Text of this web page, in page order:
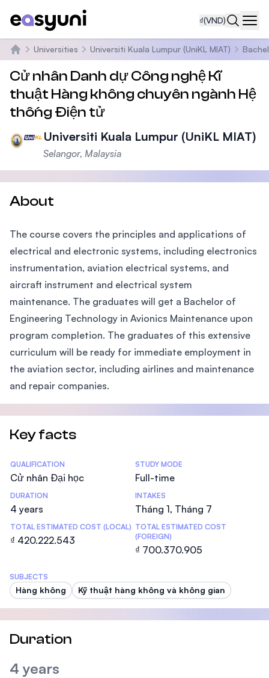
₫(VND)
Trang chủ
Universities Universiti Kuala Lumpur (UniKL MIAT)
Cử nhân Danh dự Công nghệ Kĩ
thuật Hàng không chuyên ngành Hệ
thống Điện tử
Universiti Kuala Lumpur (UniKL MIAT)
Selangor, Malaysia
About
The course covers the principles and applications of
electrical and electronic systems, including electronics
instrumentation, aviation electrical systems, and
aircraft instrument and electrical system
maintenance. The graduates will get a Bachelor of
Engineering Technology in Avionics Maintenance upon
program completion. The graduates of this extensive
curriculum will be ready for immediate employment in
the aviation sector, including airlines and maintenance
and repair companies.
Key facts
Statistics
QUALIFICATION
Cử nhân Đại học
STUDY MODE
Full-time
DURATION
4 years
INTAKES
Tháng 1, Tháng 7
TOTAL ESTIMATED COST (LOCAL)
₫ 420.222.543
TOTAL ESTIMATED COST
(FOREIGN)
₫ 700.370.905
SUBJECTS
Hàng không Kỹ thuật hàng không và không gian
Duration
4 years